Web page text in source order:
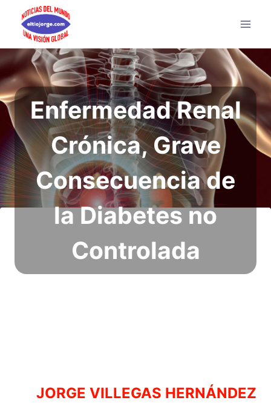
Saltar
contenido
Enfermedad Renal
Crónica, Grave
Consecuencia de
la Diabetes no
Controlada
JORGE VILLEGAS HERNÁNDEZ